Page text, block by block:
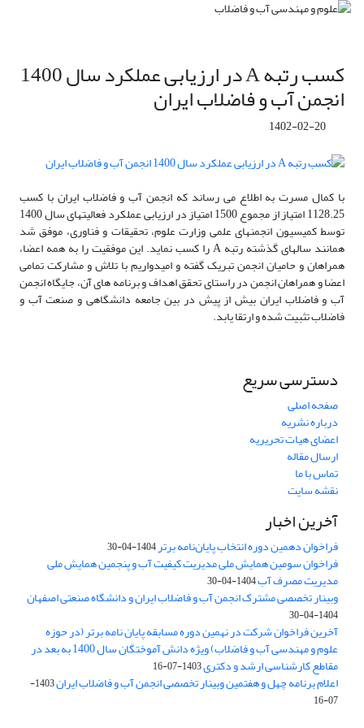
کسب رتبه A در ارزیابی عملکرد سال 1400
انجمن آب و فاضلاب ایران
1402-02-20
با کمال مسرت به اطلاع می رساند که انجمن آب و فاضلاب ایران با کسب
1128.25 امتیاز از مجموع 1500 امتیاز در ارزیابی عملکرد فعالیتهای سال 1400
توسط کمیسیون انجمنهای علمی وزارت علوم، تحقیقات و فناوری، موفق شد
همانند سالهای گذشته رتبه A را کسب نماید. این موفقیت را به همه اعضا،
همراهان و حامیان انجمن تبریک گفته و امیدواریم با تلاش و مشارکت تمامی
اعضا و همراهان انجمن در راستای تحقق اهداف و برنامه های آن، جایگاه انجمن
آب و فاضلاب ایران بیش از پیش در بین جامعه دانشگاهی و صنعت آب و
فاضلاب تثبیت شده و ارتقا یابد.
دسترسی سریع
صفحه اصلی
درباره نشریه
اعضای هیات تحریریه
ارسال مقاله
تماس با ما
نقشه سایت
آخرین اخبار
فراخوان دهمین دوره انتخاب پایان‌نامه برتر1404-04-30
فراخوان سومین همایش ملی مدیریت کیفیت آب و پنجمین همایش ملی
مدیریت مصرف آب1404-04-30
وبینار تخصصی مشترک انجمن آب و فاضلاب ایران و دانشگاه صنعتی اصفهان
1404-04-30
آخرین فراخوان شرکت در نهمین دوره مسابقه پایان نامه برتر (در حوزه
علوم و مهندسی آب و فاضلاب) ویژه دانش آموختگان سال 1400 به بعد در
مقاطع کارشناسی ارشد و دکتری1403-07-16
اعلام برنامه چهل و هفتمین وبینار تخصصی انجمن آب و فاضلاب ایران
1403-
07-16